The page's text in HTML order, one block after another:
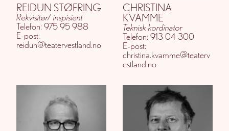
REIDUN STØFRING
Rekvisitør/ inspisient
Telefon: 975 95 988
E-post:
reidun@teatervestland.no
CHRISTINA
KVAMME
Teknisk kordinator
Telefon: 913 04 300
E-post:
christina.kvamme@teaterv
estland.no